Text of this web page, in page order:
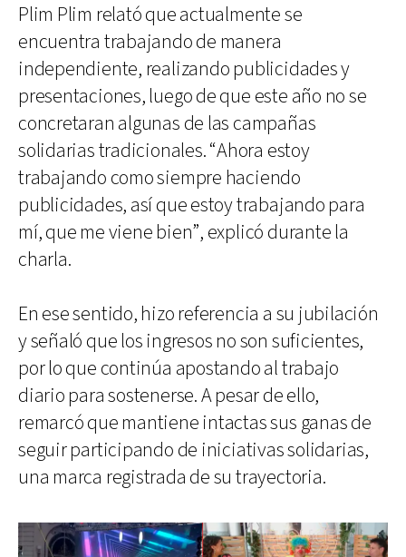
Plim Plim relató que actualmente se
encuentra trabajando de manera
independiente, realizando publicidades y
presentaciones, luego de que este año no se
concretaran algunas de las campañas
solidarias tradicionales. “Ahora estoy
trabajando como siempre haciendo
publicidades, así que estoy trabajando para
mí, que me viene bien”, explicó durante la
charla.
En ese sentido, hizo referencia a su jubilación
y señaló que los ingresos no son suficientes,
por lo que continúa apostando al trabajo
diario para sostenerse. A pesar de ello,
remarcó que mantiene intactas sus ganas de
seguir participando de iniciativas solidarias,
una marca registrada de su trayectoria.